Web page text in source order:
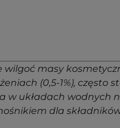
masy
(0,5-1%), często
układach wodnych
dla